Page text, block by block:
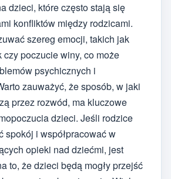
dzieci, które często stają się
konfliktów między rodzicami.
szereg emocji, takich jak
czy poczucie winy, co może
psychicznych i
zauważyć, że sposób, w jaki
przez rozwód, ma kluczowe
dzieci. Jeśli rodzice
spokój i współpracować w
opieki nad dziećmi, jest
to, że dzieci będą mogły przejść